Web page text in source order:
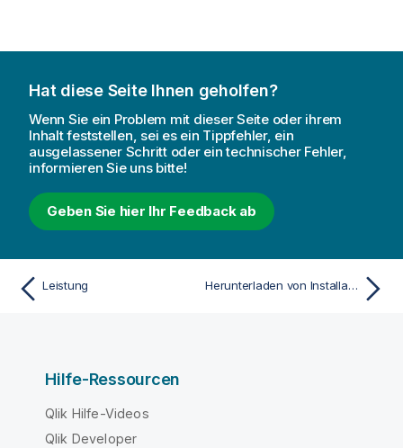
Hat diese Seite Ihnen geholfen?
Wenn Sie ein Problem mit dieser Seite oder ihrem
Inhalt feststellen, sei es ein Tippfehler, ein
ausgelassener Schritt oder ein technischer Fehler,
informieren Sie uns bitte!
Geben Sie hier Ihr Feedback ab
Leistung Herunterladen von Installationsdateien
Hilfe-Ressourcen
Qlik Hilfe-Videos
Qlik Developer